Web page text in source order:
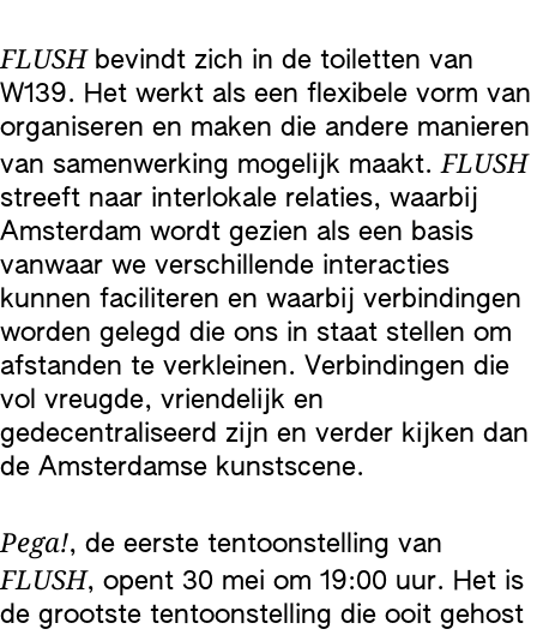
FLUSH bevindt zich in de toiletten van
W139. Het werkt als een flexibele vorm van
organiseren en maken die andere manieren
van samenwerking mogelijk maakt.FLUSH
streeft naar interlokale relaties, waarbij
Amsterdam wordt gezien als een basis
vanwaar we verschillende interacties
kunnen faciliteren en waarbij verbindingen
worden gelegd die ons in staat stellen om
afstanden te verkleinen. Verbindingen die
vol vreugde, vriendelijk en
gedecentraliseerd zijn en verder kijken dan
de Amsterdamse kunstscene.
Pega!, de eerste tentoonstelling van
FLUSH, opent 30 mei om 19:00 uur. Het is
de grootste tentoonstelling die ooit gehost